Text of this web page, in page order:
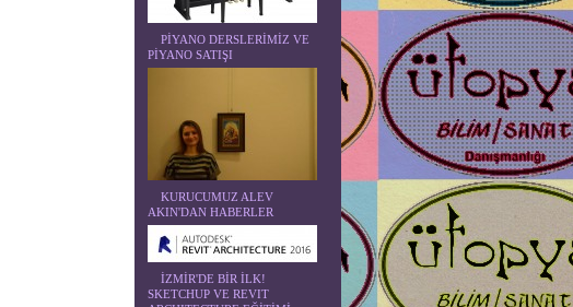
PİYANO DERSLERİMİZ VE
PİYANO SATIŞI
KURUCUMUZ ALEV
AKIN'DAN HABERLER
İZMİR'DE BİR İLK!
SKETCHUP VE REVIT